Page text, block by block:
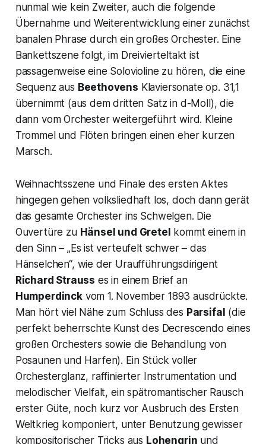
nunmal wie kein Zweiter, auch die folgende
Übernahme und Weiterentwicklung einer zunächst
banalen Phrase durch ein großes Orchester. Eine
Bankettszene folgt, im Dreivierteltakt ist
passagenweise eine Solovioline zu hören, die eine
Sequenz aus Beethovens Klaviersonate op. 31,1
übernimmt (aus dem dritten Satz in d-Moll), die
dann vom Orchester weitergeführt wird. Kleine
Trommel und Flöten bringen einen eher kurzen
Marsch.
Weihnachtsszene und Finale des ersten Aktes
hingegen gehen volksliedhaft los, doch dann gerät
das gesamte Orchester ins Schwelgen. Die
Ouvertüre zu Hänsel und Gretel kommt einem in
den Sinn – „Es ist verteufelt schwer – das
Hänselchen“, wie der Uraufführungsdirigent
Richard Strauss es in einem Brief an
Humperdinckvom 1. November 1893 ausdrückte.
Man hört viel Nähe zum Schluss des Parsifal (die
perfekt beherrschte Kunst des Decrescendo eines
großen Orchesters sowie die Behandlung von
Posaunen und Harfen). Ein Stück voller
Orchesterglanz, raffinierter Instrumentation und
melodischer Vielfalt, ein spätromantischer Rausch
erster Güte, noch kurz vor Ausbruch des Ersten
Weltkrieg komponiert, unter Benutzung gewisser
kompositorischer Tricks aus Lohengrin und